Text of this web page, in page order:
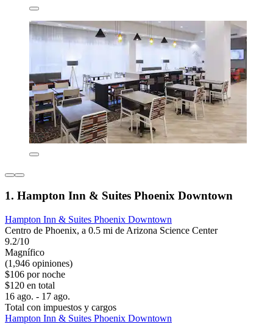
1. Hampton Inn & Suites Phoenix Downtown
Hampton Inn & Suites Phoenix Downtown
Centro de Phoenix, a 0.5 mi de Arizona Science Center
9.2/10
Magnífico
(1,946 opiniones)
$106 por noche
$120 en total
16 ago. - 17 ago.
Total con impuestos y cargos
Hampton Inn & Suites Phoenix Downtown